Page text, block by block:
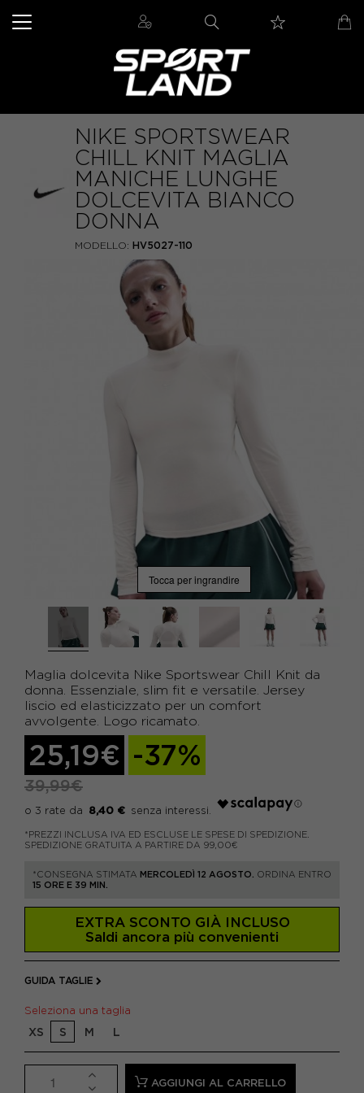
NIKE SPORTSWEAR
CHILL KNIT MAGLIA
MANICHE LUNGHE
DOLCEVITA BIANCO
DONNA
MODELLO: HV5027-110
Tocca per ingrandire
Maglia dolcevita Nike Sportswear Chill Knit da
donna. Essenziale, slim fit e versatile. Jersey
liscio ed elasticizzato per un comfort
avvolgente. Logo ricamato.
25,19€ -37%
39,99€
8,40 €
*PREZZI INCLUSA IVA ED ESCLUSE LE SPESE DI SPEDIZIONE.
SPEDIZIONE GRATUITA A PARTIRE DA 99,00€
*CONSEGNA STIMATA MERCOLEDÌ 12 AGOSTO.
ORDINA ENTRO
15 ORE E 39 MIN.
EXTRA SCONTO GIÀ INCLUSO
Saldi ancora più convenienti
GUIDA TAGLIE
Seleziona una taglia
XS S M L
AGGIUNGI AL CARRELLO